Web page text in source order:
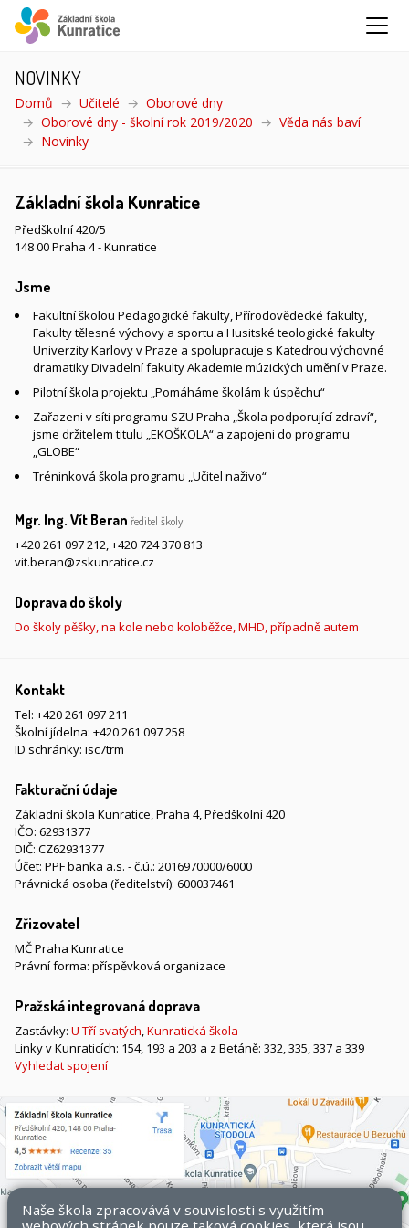
NOVINKY
Domů Učitelé
Oborové dny
Oborové dny - školní rok 2019/2020
Věda nás baví
Novinky
Základní škola Kunratice
Předškolní 420/5
148 00 Praha 4 - Kunratice
Jsme
Fakultní školou Pedagogické fakulty, Přírodovědecké fakulty,
Fakulty tělesné výchovy a sportu a Husitské teologické fakulty
Univerzity Karlovy v Praze a spolupracuje s Katedrou výchovné
dramatiky Divadelní fakulty Akademie múzických umění v Praze.
Pilotní škola projektu „Pomáháme školám k úspěchu“
Zařazeni v síti programu SZU Praha „Škola podporující zdraví“,
jsme držitelem titulu „EKOŠKOLA“ a zapojeni do programu
„GLOBE“
Tréninková škola programu „Učitel naživo“
Mgr. Ing. Vít Beran ředitel školy
+420 261 097 212,+420 724 370 813
vit.beran@zskunratice.cz
Doprava do školy
Do školy pěšky, na kole nebo koloběžce, MHD, případně autem
Kontakt
Tel: +420 261 097 211
Školní jídelna: +420 261 097 258
ID schránky: isc7trm
Fakturační údaje
Základní škola Kunratice, Praha 4, Předškolní 420
IČO: 62931377
DIČ: CZ62931377
Účet: PPF banka a.s. - č.ú.: 2016970000/6000
Právnická osoba (ředitelství): 600037461
Zřizovatel
MČ Praha Kunratice
Právní forma: příspěvková organizace
Pražská integrovaná doprava
Zastávky: U Tří svatých,Kunratická škola
Linky v Kunraticích: 154, 193 a 203 a z Betáně: 332, 335, 337 a 339
Vyhledat spojení
Naše škola zpracovává v souvislosti s využitím